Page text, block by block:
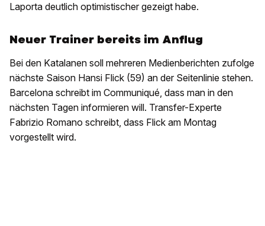
Laporta deutlich optimistischer gezeigt habe.
Neuer Trainer bereits im Anflug
Bei den Katalanen soll mehreren Medienberichten zufolge
nächste Saison Hansi Flick (59) an der Seitenlinie stehen.
Barcelona schreibt im Communiqué, dass man in den
nächsten Tagen informieren will. Transfer-Experte
Fabrizio Romano schreibt, dass Flick am Montag
vorgestellt wird.